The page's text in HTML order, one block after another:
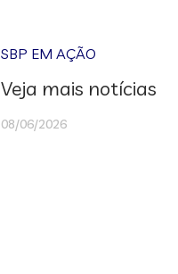
SBP EM AÇÃO
Veja mais notícias
08/06/2026